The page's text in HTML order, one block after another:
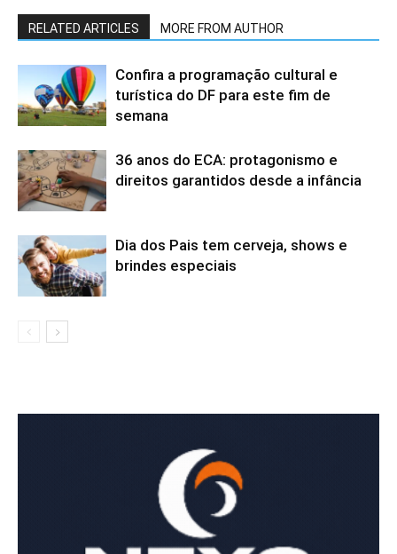
RELATED ARTICLES MORE FROM AUTHOR
Confira a programação cultural e
turística do DF para este fim de
semana
36 anos do ECA: protagonismo e
direitos garantidos desde a infância
Dia dos Pais tem cerveja, shows e
brindes especiais